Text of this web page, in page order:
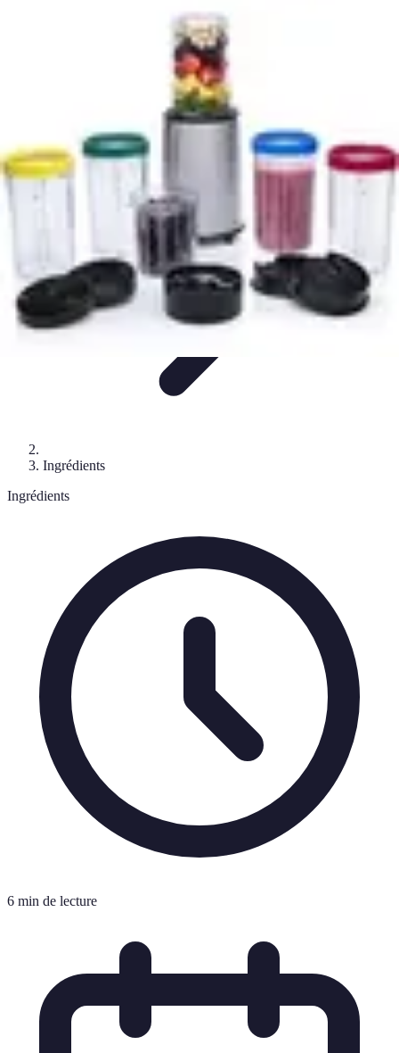
Recettes et Traditions
Accords Mets et Vins
Ingrédients
Ingrédients
6 min de lecture